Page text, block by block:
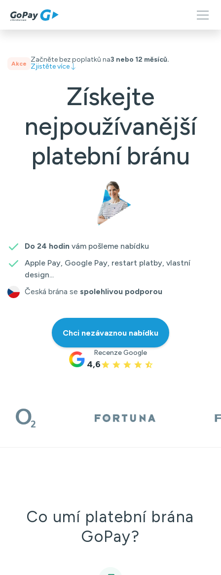
Akce Začněte bez poplatků na3 nebo 12 měsíců.
Zjistěte více
Získejte
nejpoužívanější
platební bránu
Do 24 hodin vám pošleme nabídku
Apple Pay, Google Pay, restart platby, vlastní
design...
Česká brána se spolehlivou podporou
Chci nezávaznou nabídku
Recenze Google
4,6
Co umí platební brána
GoPay?